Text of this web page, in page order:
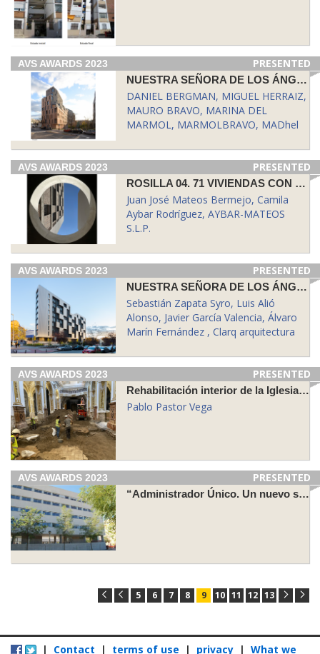
PRESENTED
AVS AWARDS 2023
NUESTRA SEÑORA DE LOS ÁNGELES 13. 131 VIVIENDAS CON PROTECCIÓN PÚBLICA EN ARRENDAMIENTO, TRASTEROS Y GARAJES EN EL DISTRITO DE PUENTE DE VALLECAS, MADRID.
DANIEL BERGMAN, MIGUEL HERRAIZ,
MAURO BRAVO, MARINA DEL
MARMOL, MARMOLBRAVO, MADhel
PRESENTED
AVS AWARDS 2023
ROSILLA 04. 71 VIVIENDAS CON PROTECCIÓN PÚBLICA EN ARRENDAMIENTO Y GARAJES EN EL DISTRITO DE VILLA DE VALLECAS, MADRID.
Juan José Mateos Bermejo, Camila
Aybar Rodríguez, AYBAR-MATEOS
S.L.P.
PRESENTED
AVS AWARDS 2023
NUESTRA SEÑORA DE LOS ÁNGELES 12. 69 VIVIENDAS CON PROTECCIÓN PÚBLICA EN ARRENDAMIENTO Y GARAJES EN EL DISTRITO DE PUENTE DE VALLECAS, MADRID.
Sebastián Zapata Syro, Luis Alió
Alonso, Javier García Valencia, Álvaro
Marín Fernández , Clarq arquitectura
PRESENTED
AVS AWARDS 2023
Rehabilitación interior de la Iglesia de los Santos Mártires, Málaga
Pablo Pastor Vega
PRESENTED
AVS AWARDS 2023
“Administrador Único. Un nuevo sistema de gestión de viviendas públicas”
5 6 7 8 9 10 11 12 13
| Contact | terms of use | privacy | What we